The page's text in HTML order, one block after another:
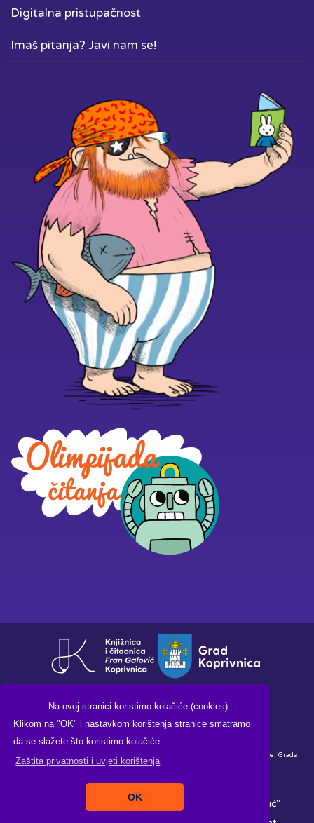
Na ovoj stranici koristimo kolačiće (cookies).
Klikom na "OK" i nastavkom korištenja stranice smatramo
da se slažete što koristimo kolačiće.
Zaštita privatnosti i uvjeti korištenja
OK
Digitalna pristupačnost
Imaš pitanja? Javi nam se!
Financirano sredstvima Ministarstva kulture i medija Republike Hrvatske, Grada
Copyright ©2026. Knjižnica i čitaonica "Fran Galović"